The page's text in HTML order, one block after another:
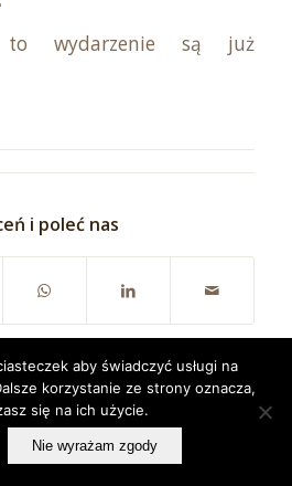
to wydarzenie są już
i poleć nas
aby świadczyć usługi na
korzystanie ze strony oznacza,
się na ich użycie.
Nie wyrażam zgody